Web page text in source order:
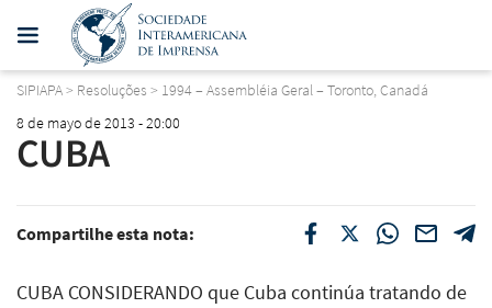
SIPIAPA> Resoluções > 1994 – Assembléia Geral – Toronto, Canadá
8 de mayo de 2013 - 20:00
CUBA
Compartilhe esta nota:
CUBA CONSIDERANDO que Cuba continúa tratando de